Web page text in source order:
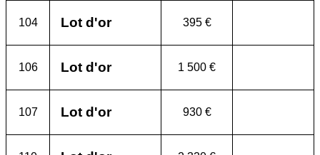
104 Lot d'or 395 €
106 Lot d'or 1 500 €
107 Lot d'or 930 €